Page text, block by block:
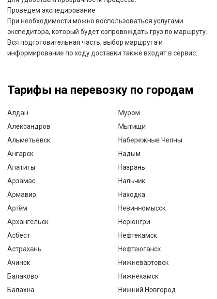
Проведем экспедирование
При необходимости можно воспользоваться услугами
экспедитора, который будет сопровождать груз по маршруту.
Вся подготовительная часть, выбор маршрута и
информирование по ходу доставки также входят в сервис.
Тарифы на перевозку по городам
Алдан
Александров
Альметьевск
Ангарск
Апатиты
Арзамас
Армавир
Артём
Архангельск
Асбест
Астрахань
Ачинск
Балаково
Балахна
Муром
Мытищи
Набережные Челны
Надым
Назрань
Нальчик
Находка
Невинномысск
Нерюнгри
Нефтекамск
Нефтеюганск
Нижневартовск
Нижнекамск
Нижний Новгород